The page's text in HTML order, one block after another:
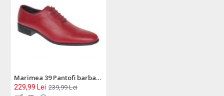
Marimea 39 Pantofi barbati rosii eleganti din piele naturala LGKR219R
229,99 Lei 239,99 Lei